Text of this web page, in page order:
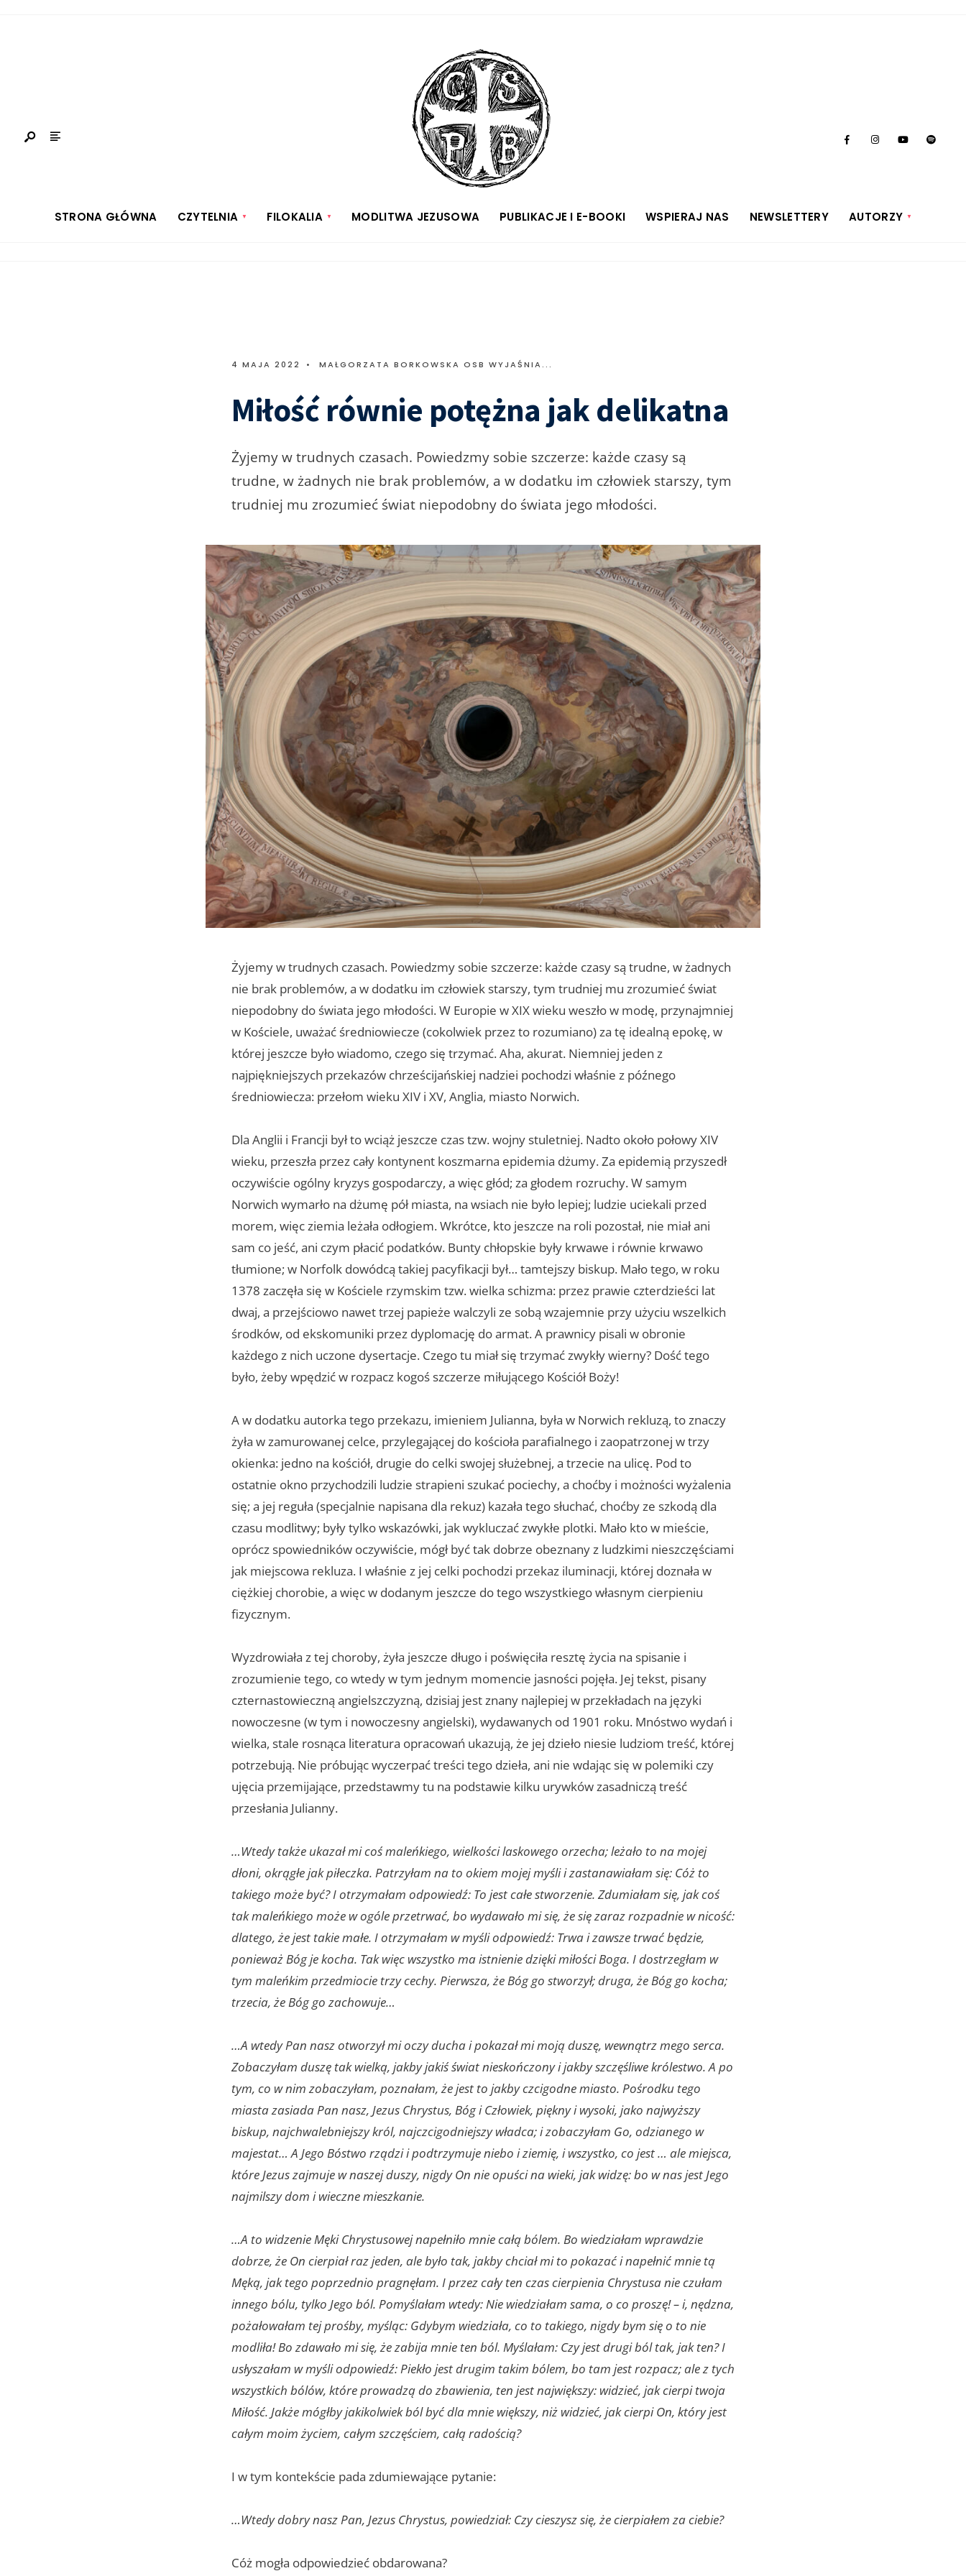
STRONA GŁÓWNA CZYTELNIA FILOKALIA MODLITWA JEZUSOWA PUBLIKACJE I E-BOOKI WSPIERAJ NAS NEWSLETTERY AUTORZY
4 MAJA 2022 • MAŁGORZATA BORKOWSKA OSB WYJAŚNIA...
Miłość równie potężna jak delikatna
Żyjemy w trudnych czasach. Powiedzmy sobie szczerze: każde czasy są
trudne, w żadnych nie brak problemów, a w dodatku im człowiek starszy, tym
trudniej mu zrozumieć świat niepodobny do świata jego młodości.
Żyjemy w trudnych czasach. Powiedzmy sobie szczerze: każde czasy są trudne, w żadnych
nie brak problemów, a w dodatku im człowiek starszy, tym trudniej mu zrozumieć świat
niepodobny do świata jego młodości. W Europie w XIX wieku weszło w modę, przynajmniej
w Kościele, uważać średniowiecze (cokolwiek przez to rozumiano) za tę idealną epokę, w
której jeszcze było wiadomo, czego się trzymać. Aha, akurat. Niemniej jeden z
najpiękniejszych przekazów chrześcijańskiej nadziei pochodzi właśnie z późnego
średniowiecza: przełom wieku XIV i XV, Anglia, miasto Norwich.
Dla Anglii i Francji był to wciąż jeszcze czas tzw. wojny stuletniej. Nadto około połowy XIV
wieku, przeszła przez cały kontynent koszmarna epidemia dżumy. Za epidemią przyszedł
oczywiście ogólny kryzys gospodarczy, a więc głód; za głodem rozruchy. W samym
Norwich wymarło na dżumę pół miasta, na wsiach nie było lepiej; ludzie uciekali przed
morem, więc ziemia leżała odłogiem. Wkrótce, kto jeszcze na roli pozostał, nie miał ani
sam co jeść, ani czym płacić podatków. Bunty chłopskie były krwawe i równie krwawo
tłumione; w Norfolk dowódcą takiej pacyfikacji był… tamtejszy biskup. Mało tego, w roku
1378 zaczęła się w Kościele rzymskim tzw. wielka schizma: przez prawie czterdzieści lat
dwaj, a przejściowo nawet trzej papieże walczyli ze sobą wzajemnie przy użyciu wszelkich
środków, od ekskomuniki przez dyplomację do armat. A prawnicy pisali w obronie
każdego z nich uczone dysertacje. Czego tu miał się trzymać zwykły wierny? Dość tego
było, żeby wpędzić w rozpacz kogoś szczerze miłującego Kościół Boży!
A w dodatku autorka tego przekazu, imieniem Julianna, była w Norwich rekluzą, to znaczy
żyła w zamurowanej celce, przylegającej do kościoła parafialnego i zaopatrzonej w trzy
okienka: jedno na kościół, drugie do celki swojej służebnej, a trzecie na ulicę. Pod to
ostatnie okno przychodzili ludzie strapieni szukać pociechy, a choćby i możności wyżalenia
się; a jej reguła (specjalnie napisana dla rekuz) kazała tego słuchać, choćby ze szkodą dla
czasu modlitwy; były tylko wskazówki, jak wykluczać zwykłe plotki. Mało kto w mieście,
oprócz spowiedników oczywiście, mógł być tak dobrze obeznany z ludzkimi nieszczęściami
jak miejscowa rekluza. I właśnie z jej celki pochodzi przekaz iluminacji, której doznała w
ciężkiej chorobie, a więc w dodanym jeszcze do tego wszystkiego własnym cierpieniu
fizycznym.
Wyzdrowiała z tej choroby, żyła jeszcze długo i poświęciła resztę życia na spisanie i
zrozumienie tego, co wtedy w tym jednym momencie jasności pojęła. Jej tekst, pisany
czternastowieczną angielszczyzną, dzisiaj jest znany najlepiej w przekładach na języki
nowoczesne (w tym i nowoczesny angielski), wydawanych od 1901 roku. Mnóstwo wydań i
wielka, stale rosnąca literatura opracowań ukazują, że jej dzieło niesie ludziom treść, której
potrzebują. Nie próbując wyczerpać treści tego dzieła, ani nie wdając się w polemiki czy
ujęcia przemijające, przedstawmy tu na podstawie kilku urywków zasadniczą treść
przesłania Julianny.
…Wtedy także ukazał mi coś maleńkiego, wielkości laskowego orzecha; leżało to na mojej
dłoni, okrągłe jak piłeczka. Patrzyłam na to okiem mojej myśli i zastanawiałam się: Cóż to
takiego może być? I otrzymałam odpowiedź: To jest całe stworzenie. Zdumiałam się, jak coś
tak maleńkiego może w ogóle przetrwać, bo wydawało mi się, że się zaraz rozpadnie w nicość:
dlatego, że jest takie małe. I otrzymałam w myśli odpowiedź: Trwa i zawsze trwać będzie,
ponieważ Bóg je kocha. Tak więc wszystko ma istnienie dzięki miłości Boga. I dostrzegłam w
tym maleńkim przedmiocie trzy cechy. Pierwsza, że Bóg go stworzył; druga, że Bóg go kocha;
trzecia, że Bóg go zachowuje…
…A wtedy Pan nasz otworzył mi oczy ducha i pokazał mi moją duszę, wewnątrz mego serca.
Zobaczyłam duszę tak wielką, jakby jakiś świat nieskończony i jakby szczęśliwe królestwo. A po
tym, co w nim zobaczyłam, poznałam, że jest to jakby czcigodne miasto. Pośrodku tego
miasta zasiada Pan nasz, Jezus Chrystus, Bóg i Człowiek, piękny i wysoki, jako najwyższy
biskup, najchwalebniejszy król, najczcigodniejszy władca; i zobaczyłam Go, odzianego w
majestat… A Jego Bóstwo rządzi i podtrzymuje niebo i ziemię, i wszystko, co jest … ale miejsca,
które Jezus zajmuje w naszej duszy, nigdy On nie opuści na wieki, jak widzę: bo w nas jest Jego
najmilszy dom i wieczne mieszkanie.
…A to widzenie Męki Chrystusowej napełniło mnie całą bólem. Bo wiedziałam wprawdzie
dobrze, że On cierpiał raz jeden, ale było tak, jakby chciał mi to pokazać i napełnić mnie tą
Męką, jak tego poprzednio pragnęłam. I przez cały ten czas cierpienia Chrystusa nie czułam
innego bólu, tylko Jego ból. Pomyślałam wtedy: Nie wiedziałam sama, o co proszę! – i, nędzna,
pożałowałam tej prośby, myśląc: Gdybym wiedziała, co to takiego, nigdy bym się o to nie
modliła! Bo zdawało mi się, że zabija mnie ten ból. Myślałam: Czy jest drugi ból tak, jak ten? I
usłyszałam w myśli odpowiedź: Piekło jest drugim takim bólem, bo tam jest rozpacz; ale z tych
wszystkich bólów, które prowadzą do zbawienia, ten jest największy: widzieć, jak cierpi twoja
Miłość. Jakże mógłby jakikolwiek ból być dla mnie większy, niż widzieć, jak cierpi On, który jest
całym moim życiem, całym szczęściem, całą radością?
I w tym kontekście pada zdumiewające pytanie:
…Wtedy dobry nasz Pan, Jezus Chrystus, powiedział: Czy cieszysz się, że cierpiałem za ciebie?
Cóż mogła odpowiedzieć obdarowana?